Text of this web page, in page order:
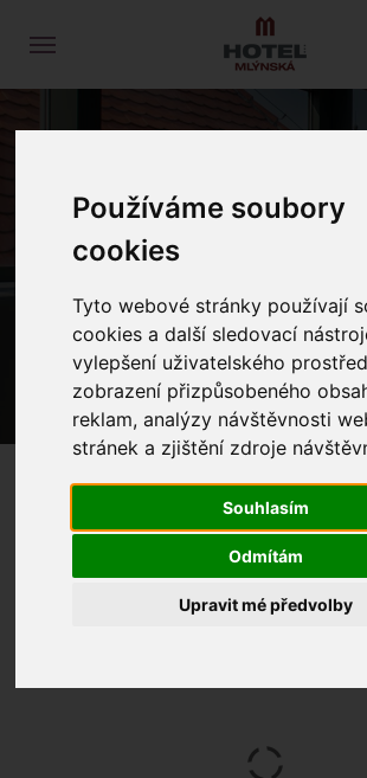
Používáme soubory
cookies
Tyto webové stránky používají
cookies a další sledovací
vylepšení uživatelského
zobrazení přizpůsobeného
reklam, analýzy návštěvnosti
stránek a zjištění zdroje
Souhlasím
Odmítám
Upravit mé předvolby
PROLOG NACHRICHTEN